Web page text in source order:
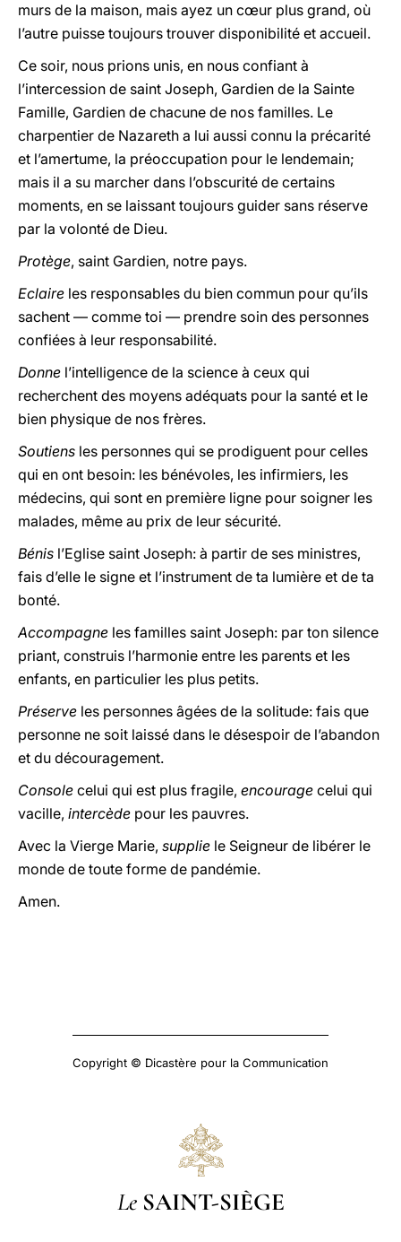
murs de la maison, mais ayez un cœur plus grand, où
l’autre puisse toujours trouver disponibilité et accueil.
Ce soir, nous prions unis, en nous confiant à
l’intercession de saint Joseph, Gardien de la Sainte
Famille, Gardien de chacune de nos familles. Le
charpentier de Nazareth a lui aussi connu la précarité
et l’amertume, la préoccupation pour le lendemain;
mais il a su marcher dans l’obscurité de certains
moments, en se laissant toujours guider sans réserve
par la volonté de Dieu.
Protège, saint Gardien, notre pays.
Eclaire les responsables du bien commun pour qu’ils
sachent — comme toi — prendre soin des personnes
confiées à leur responsabilité.
Donne l’intelligence de la science à ceux qui
recherchent des moyens adéquats pour la santé et le
bien physique de nos frères.
Soutiens les personnes qui se prodiguent pour celles
qui en ont besoin: les bénévoles, les infirmiers, les
médecins, qui sont en première ligne pour soigner les
malades, même au prix de leur sécurité.
Bénis l’Eglise saint Joseph: à partir de ses ministres,
fais d’elle le signe et l’instrument de ta lumière et de ta
bonté.
Accompagne les familles saint Joseph: par ton silence
priant, construis l’harmonie entre les parents et les
enfants, en particulier les plus petits.
Préserve les personnes âgées de la solitude: fais que
personne ne soit laissé dans le désespoir de l’abandon
et du découragement.
Console celui qui est plus fragile, encourage celui qui
vacille, intercède pour les pauvres.
Avec la Vierge Marie, supplie le Seigneur de libérer le
monde de toute forme de pandémie.
Amen.
Copyright © Dicastère pour la Communication
Le SAINT-SIÈGE